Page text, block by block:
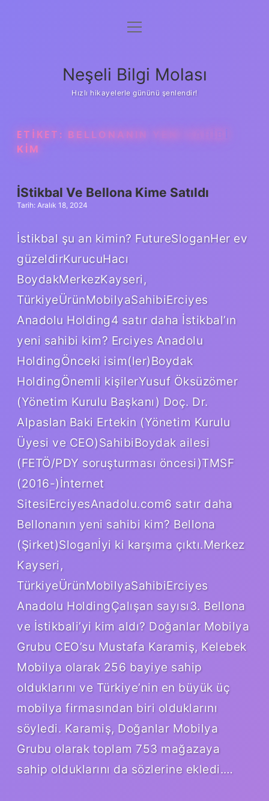
Anasayfa
Yasal Uyarı
menüyü
Neşeli Bilgi Molası
Hızlı hikayelerle gününü şenlendir!
ETIKET: BELLONANIN YENI SAHIBI
KIM
İStikbal Ve Bellona Kime Satıldı
Tarih: Aralık 18, 2024
İstikbal şu an kimin? FutureSloganHer ev
güzeldirKurucuHacı
BoydakMerkezKayseri,
TürkiyeÜrünMobilyaSahibiErciyes
Anadolu Holding4 satır daha İstikbal’ın
yeni sahibi kim? Erciyes Anadolu
HoldingÖnceki isim(ler)Boydak
HoldingÖnemli kişilerYusuf Öksüzömer
(Yönetim Kurulu Başkanı) Doç. Dr.
Alpaslan Baki Ertekin (Yönetim Kurulu
Üyesi ve CEO)SahibiBoydak ailesi
(FETÖ/PDY soruşturması öncesi)TMSF
(2016-)İnternet
SitesiErciyesAnadolu.com6 satır daha
Bellonanın yeni sahibi kim? Bellona
(Şirket)Sloganİyi ki karşıma çıktı.Merkez
Kayseri,
TürkiyeÜrünMobilyaSahibiErciyes
Anadolu HoldingÇalışan sayısı3. Bellona
ve İstikbali’yi kim aldı? Doğanlar Mobilya
Grubu CEO’su Mustafa Karamiş, Kelebek
Mobilya olarak 256 bayiye sahip
olduklarını ve Türkiye’nin en büyük üç
mobilya firmasından biri olduklarını
söyledi. Karamiş, Doğanlar Mobilya
Grubu olarak toplam 753 mağazaya
sahip olduklarını da sözlerine ekledi.…